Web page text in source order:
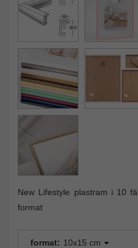
New Lifestyle plastram i 10
format
format: 10x15 cm